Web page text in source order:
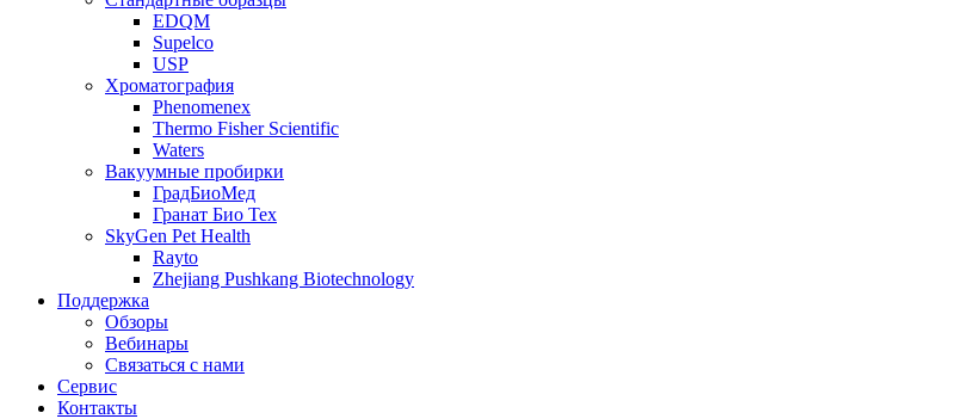
EDQM
Supelco
USP
Хроматография
Phenomenex
Thermo Fisher Scientific
Waters
Вакуумные пробирки
ГрадБиоМед
Гранат Био Тех
SkyGen Pet Health
Rayto
Zhejiang Pushkang Biotechnology
Поддержка
Обзоры
Вебинары
Связаться с нами
Сервис
Контакты